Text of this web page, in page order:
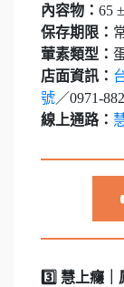
內容物： 65
保存期限：
葷素類型：
店面資訊：
號／0971-
線上通路：
3️⃣ 慧上癮